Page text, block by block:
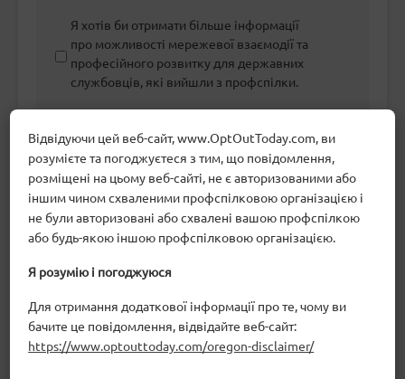
Я хотів би отримати більше інформації
про можливості мережевої взаємодії та
професійного розвитку для державних
службовців, які вийшли з профспілки.
Електронна пошта
Соціальні мережі
Поштова кореспонденція
Колега по роботі
Пошук в Інтернеті
Флаєр, доставлений особисто
Відвідуючи цей веб-сайт, www.OptOutToday.com, ви
розумієте та погоджуєтеся з тим, що повідомлення,
розміщені на цьому веб-сайті, не є авторизованими або
іншим чином схваленими профспілковою організацією і
не були авторизовані або схвалені вашою профспілкою
або будь-якою іншою профспілковою організацією.
Я розумію і погоджуюся
Для отримання додаткової інформації про те, чому ви
бачите це повідомлення, відвідайте веб-сайт:
https://www.optouttoday.com/oregon-disclaimer/